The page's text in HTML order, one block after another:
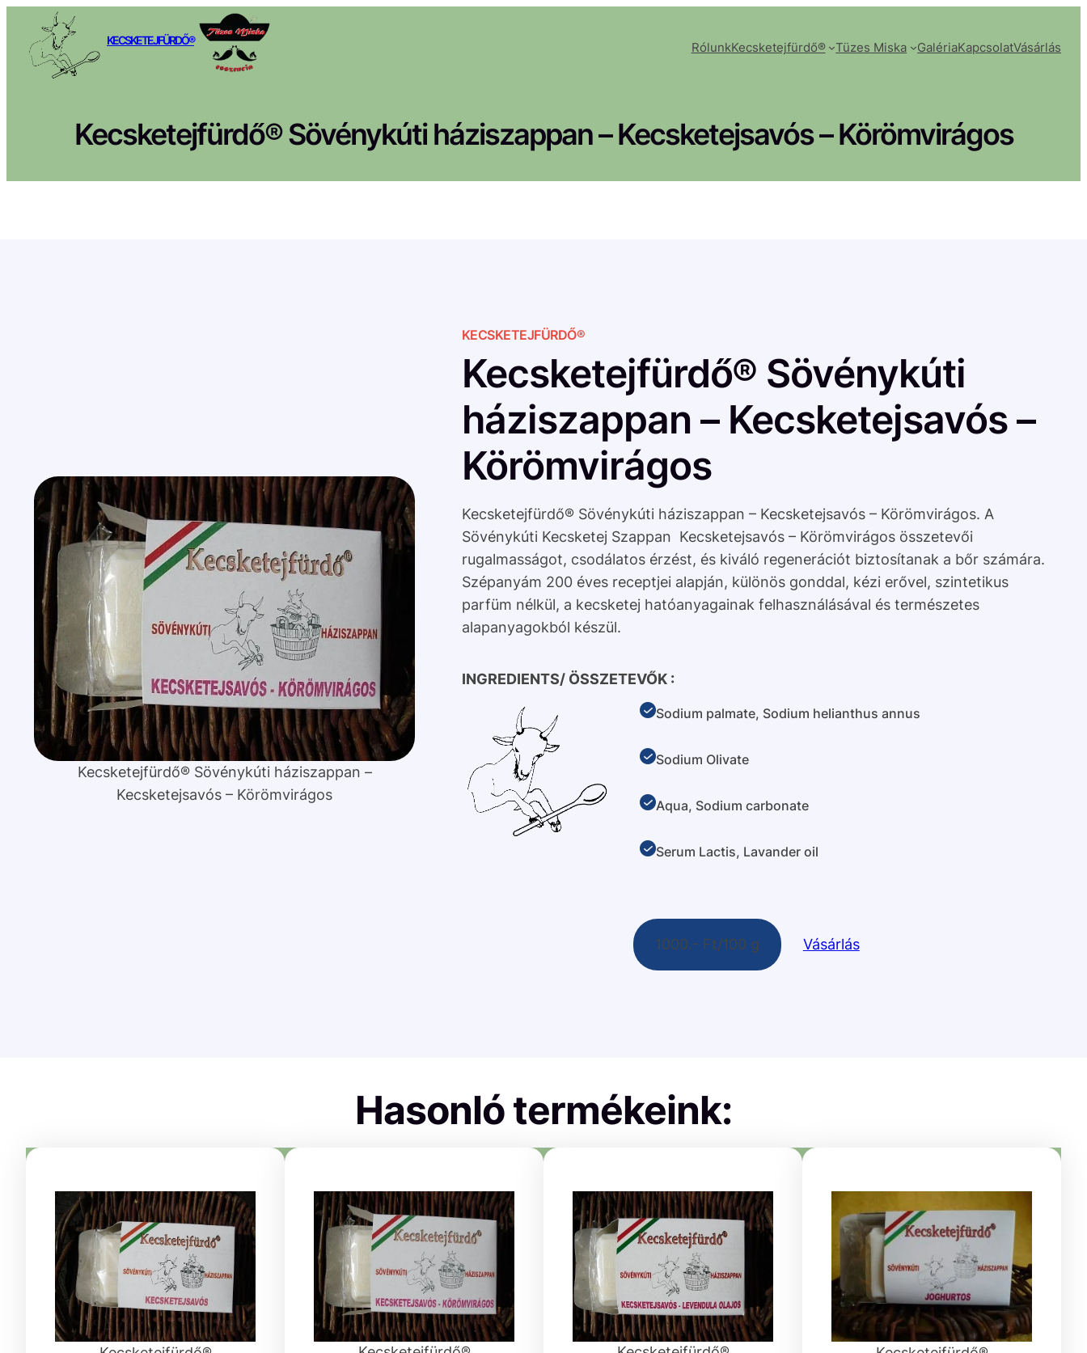
tartalomhoz
KECSKETEJFÜRDŐ® RólunkKecsketejfürdő® Tüzes Miska GalériaKapcsolatVásárlás
Kecsketejfürdő® Sövénykúti háziszappan – Kecsketejsavós – Körömvirágos
Kecsketejfürdő® Sövénykúti háziszappan –
Kecsketejsavós – Körömvirágos
KECSKETEJFÜRDŐ®
Kecsketejfürdő® Sövénykúti
háziszappan – Kecsketejsavós –
Körömvirágos
Kecsketejfürdő® Sövénykúti háziszappan – Kecsketejsavós – Körömvirágos. A
Sövénykúti Kecsketej Szappan Kecsketejsavós – Körömvirágos összetevői
rugalmasságot, csodálatos érzést, és kiváló regenerációt biztosítanak a bőr számára.
Szépanyám 200 éves receptjei alapján, különös gonddal, kézi erővel, szintetikus
parfüm nélkül, a kecsketej hatóanyagainak felhasználásával és természetes
alapanyagokból készül.
INGREDIENTS/ ÖSSZETEVŐK :
Sodium palmate, Sodium helianthus annus
Sodium Olivate
Aqua, Sodium carbonate
Serum Lactis, Lavander oil
1000.- Ft/100 g Vásárlás
Hasonló termékeink: